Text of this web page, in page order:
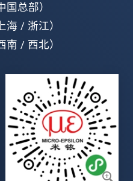
国总部）
海 / 浙江）
南 / 西北）